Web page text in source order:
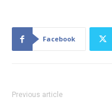
Facebook
Previous article